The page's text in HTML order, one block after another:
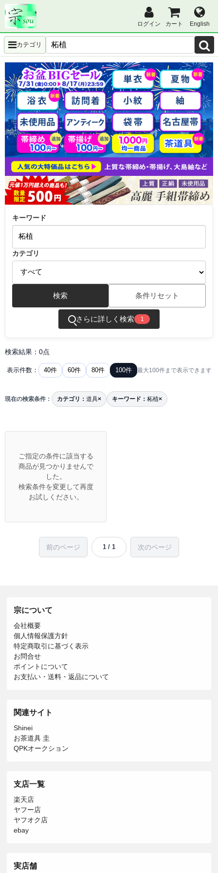
ログイン カート English
カテゴリ
キーワード
カテゴリ
検索 条件リセット
さらに詳しく検索 1
検索結果：0点
表示件数： 40件 60件 80件 100件 最大100件まで表示できます
現在の検索条件： カテゴリ： 道具× キーワード： 柘植×
ご指定の条件に該当する
商品が見つかりませんで
した。
検索条件を変更して再度
お試しください。
前のページ 1 / 1 次のページ
宗について
会社概要
個人情報保護方針
特定商取引に基づく表示
お問合せ
ポイントについて
お支払い・送料・返品について
関連サイト
Shinei
お茶道具 圭
QPKオークション
支店一覧
楽天店
ヤフー店
ヤフオク店
ebay
実店舗